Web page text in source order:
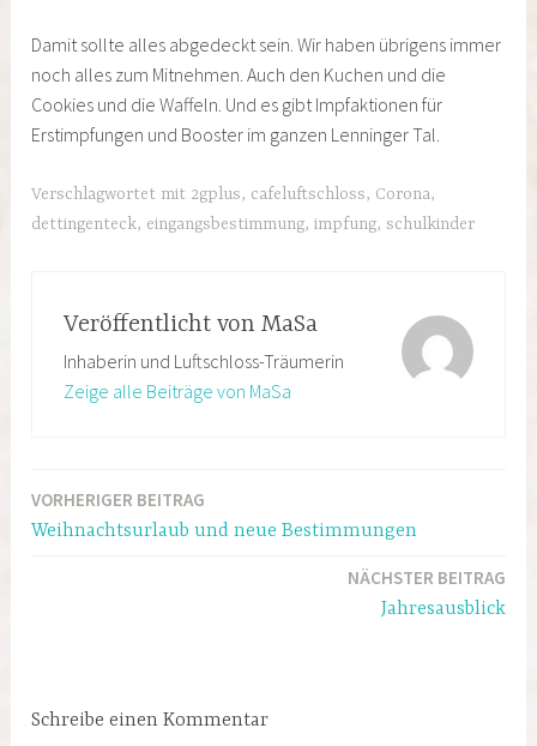
Damit sollte alles abgedeckt sein. Wir haben übrigens immer
noch alles zum Mitnehmen. Auch den Kuchen und die
Cookies und die Waffeln. Und es gibt Impfaktionen für
Erstimpfungen und Booster im ganzen Lenninger Tal.
Verschlagwortet mit 2gplus, cafeluftschloss, Corona,
dettingenteck, eingangsbestimmung,impfung,schulkinder
Veröffentlicht von MaSa
Inhaberin und Luftschloss-Träumerin
Zeige alle Beiträge von MaSa
Beitragsnavigation
VORHERIGER BEITRAG
Weihnachtsurlaub und neue Bestimmungen
NÄCHSTER BEITRAG
Jahresausblick
Schreibe einen Kommentar